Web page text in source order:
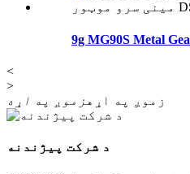
9g MG90S Metal
<
>
زموږ په اړه زموږ په اړه
د شرکت پیژندنه